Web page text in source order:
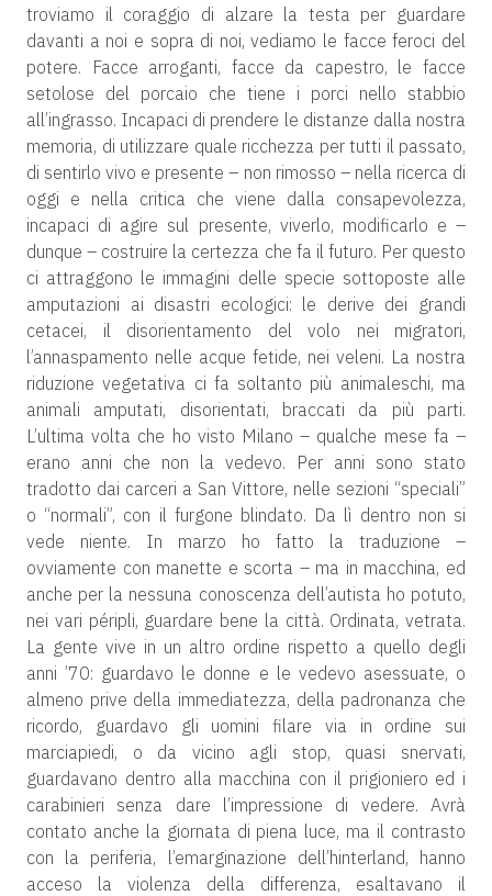
troviamo il coraggio di alzare la testa per guardare
davanti a noi e sopra di noi, vediamo le facce feroci del
potere. Facce arroganti, facce da capestro, le facce
setolose del porcaio che tiene i porci nello stabbio
all’ingrasso. Incapaci di prendere le distanze dalla nostra
memoria, di utilizzare quale ricchezza per tutti il passato,
di sentirlo vivo e presente – non rimosso – nella ricerca di
oggi e nella critica che viene dalla consapevolezza,
incapaci di agire sul presente, viverlo, modificarlo e –
dunque – costruire la certezza che fa il futuro. Per questo
ci attraggono le immagini delle specie sottoposte alle
amputazioni ai disastri ecologici: le derive dei grandi
cetacei, il disorientamento del volo nei migratori,
l’annaspamento nelle acque fetide, nei veleni. La nostra
riduzione vegetativa ci fa soltanto più animaleschi, ma
animali amputati, disorientati, braccati da più parti.
L’ultima volta che ho visto Milano – qualche mese fa –
erano anni che non la vedevo. Per anni sono stato
tradotto dai carceri a San Vittore, nelle sezioni “speciali”
o “normali”, con il furgone blindato. Da lì dentro non si
vede niente. In marzo ho fatto la traduzione –
ovviamente con manette e scorta – ma in macchina, ed
anche per la nessuna conoscenza dell’autista ho potuto,
nei vari péripli, guardare bene la città. Ordinata, vetrata.
La gente vive in un altro ordine rispetto a quello degli
anni ’70: guardavo le donne e le vedevo asessuate, o
almeno prive della immediatezza, della padronanza che
ricordo, guardavo gli uomini filare via in ordine sui
marciapiedi, o da vicino agli stop, quasi snervati,
guardavano dentro alla macchina con il prigioniero ed i
carabinieri senza dare l’impressione di vedere. Avrà
contato anche la giornata di piena luce, ma il contrasto
con la periferia, l’emarginazione dell’hinterland, hanno
acceso la violenza della differenza, esaltavano il